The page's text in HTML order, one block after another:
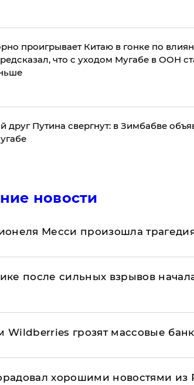
проигрывает Китаю в гонке по
что с уходом Мугабе в ООН
друг Путина свергнут: в Зимбабве
новости
Месси произошла
после сильных взрывов
Wildberries грозят массовые
хорошими новостями из